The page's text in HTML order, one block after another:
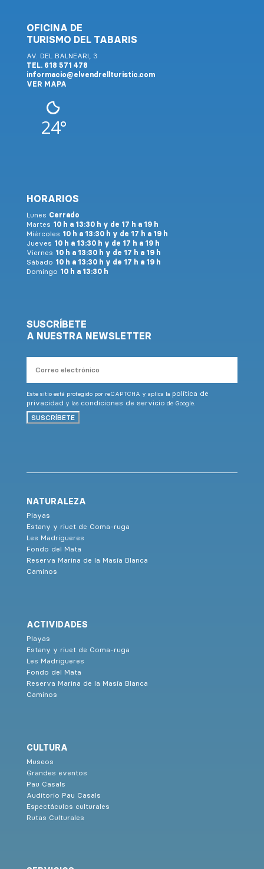
OFICINA DE
TURISMO DEL TABARIS
AV. DEL BALNEARI, 3
TEL. 618 571 478
informacio@elvendrellturistic.com
VER MAPA
24°
HORARIOS
Lunes Cerrado
Martes 10 h a 13:30 h y de 17 h a 19 h
Miércoles 10 h a 13:30 h y de 17 h a 19 h
Jueves 10 h a 13:30 h y de 17 h a 19 h
Viernes 10 h a 13:30 h y de 17 h a 19 h
Sábado 10 h a 13:30 h y de 17 h a 19 h
Domingo 10 h a 13:30 h
SUSCRÍBETE
A NUESTRA NEWSLETTER
electrónico
Este sitio está protegido por reCAPTCHA y aplica la política de
privacidad y las condiciones de servicio de Google.
SUSCRÍBETE
NATURALEZA
Playas
Estany y riuet de Coma-ruga
Les Madrigueres
Fondo del Mata
Reserva Marina de la Masía Blanca
Caminos
ACTIVIDADES
Playas
Estany y riuet de Coma-ruga
Les Madrigueres
Fondo del Mata
Reserva Marina de la Masía Blanca
Caminos
CULTURA
Museos
Grandes eventos
Pau Casals
Auditorio Pau Casals
Espectáculos culturales
Rutas Culturales